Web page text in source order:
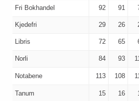
Fri Bokhandel 92 91
Kjedefri 29 26
Libris 72 65
Norli 84 93
Notabene 113 108
Tanum 15 16